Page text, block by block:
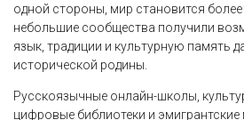
одной стороны, мир становится
небольшие сообщества получили
язык, традиции и культурную память
исторической родины.
Русскоязычные онлайн-школы,
цифровые библиотеки и